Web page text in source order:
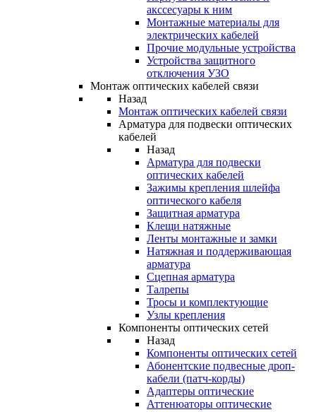
акссесуары к ним
Монтажные материалы для
электрических кабелей
Прочие модульные устройства
Устройства защитного
отключения УЗО
Монтаж оптических кабелей связи
Назад
Монтаж оптических кабелей связи
Арматура для подвески оптических
кабелей
Назад
Арматура для подвески
оптических кабелей
Зажимы крепления шлейфа
оптического кабеля
Защитная арматура
Клещи натяжные
Ленты монтажные и замки
Натяжная и поддерживающая
арматура
Сцепная арматура
Талрепы
Тросы и комплектующие
Узлы крепления
Компоненты оптических сетей
Назад
Компоненты оптических сетей
Абонентские подвесные дроп-
кабели (патч-корды)
Адаптеры оптические
Аттенюаторы оптические